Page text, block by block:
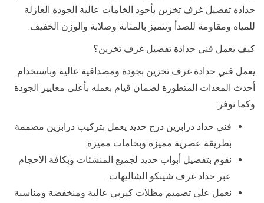
حدادة تفصيل غرف تخزين بأجود الخامات عالية الجودة العازلة
للمياه ومقاومة للصدأ وتتميز بالمتانة وصلابة والوزن الخفيف.
كيف يعمل فني حدادة تفصيل غرف تخزين؟
يعمل فني حدادة غرف تخزين بجودة ومصداقية عالية وباستخدام
أحدث المعدات المتطورة لضمان قيام بعمله بأعلى معايير الجودة
وكما نوفر:
فني حداد درابزين درج حديد يعمل بتركيب درابزين مصممة
بطريقة عصرية مميزة وبخامات مميزة.
نقوم بتفصيل أبواب حديد لجميع المنشئات وبكافة الاحجام
عبر حداد غرف شينكو الشاليهات.
نعمل على تصميم مظلات كيربي عالية ومنخفضة ومناسبة